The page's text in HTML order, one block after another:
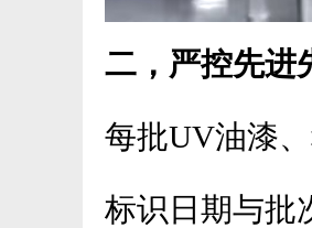
二，严控先进
每批UV油漆
标识日期与批